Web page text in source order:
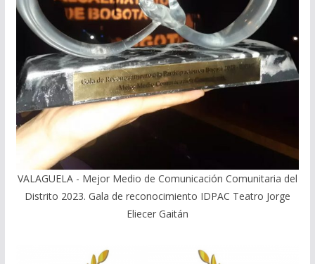
VALAGUELA - Mejor Medio de Comunicación Comunitaria del
Distrito 2023. Gala de reconocimiento IDPAC Teatro Jorge
Eliecer Gaitán